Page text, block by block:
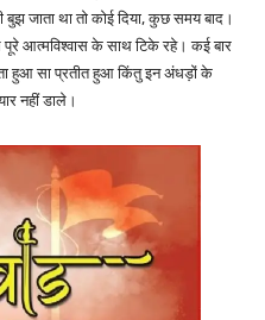
जाता था तो कोई दिया, कुछ समय बाद।
आत्मविश्वास के साथ टिके रहे। कई बार
हुआ सा प्रतीत हुआ किंतु इन अंधड़ों के
नहीं डाले।